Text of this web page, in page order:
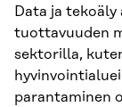
Data ja
tuottavuuden
sektorilla,
parantaminen